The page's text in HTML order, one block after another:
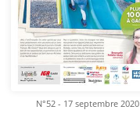
N°52 - 17 septembre 2020